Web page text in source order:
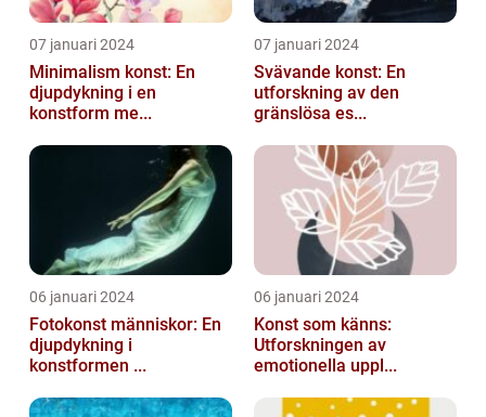
07 januari 2024
Minimalism konst: En
djupdykning i en
konstform me...
07 januari 2024
Svävande konst: En
utforskning av den
gränslösa es...
06 januari 2024
Fotokonst människor: En
djupdykning i
konstformen ...
06 januari 2024
Konst som känns:
Utforskningen av
emotionella uppl...